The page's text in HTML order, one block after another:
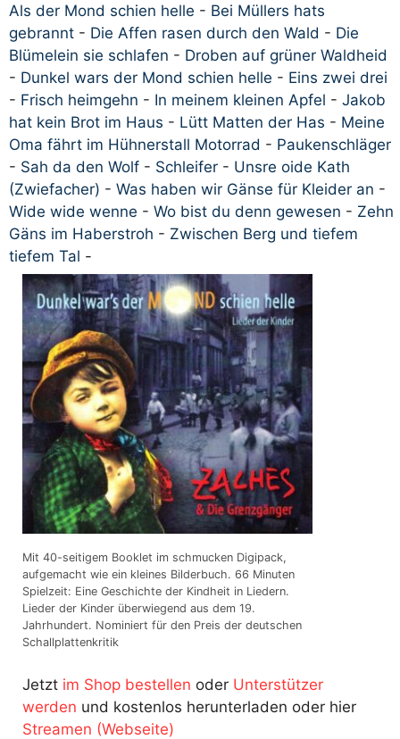
Als der Mond schien helle - Bei Müllers hats
gebrannt - Die Affen rasen durch den Wald - Die
Blümelein sie schlafen - Droben auf grüner Waldheid
- Dunkel wars der Mond schien helle - Eins zwei drei
- Frisch heimgehn - In meinem kleinen Apfel - Jakob
hat kein Brot im Haus - Lütt Matten der Has - Meine
Oma fährt im Hühnerstall Motorrad - Paukenschläger
- Sah da den Wolf - Schleifer - Unsre oide Kath
(Zwiefacher) - Was haben wir Gänse für Kleider an -
Wide wide wenne - Wo bist du denn gewesen - Zehn
Gäns im Haberstroh - Zwischen Berg und tiefem
tiefem Tal -
Mit 40-seitigem Booklet im schmucken Digipack,
aufgemacht wie ein kleines Bilderbuch. 66 Minuten
Spielzeit: Eine Geschichte der Kindheit in Liedern.
Lieder der Kinder überwiegend aus dem 19.
Jahrhundert. Nominiert für den Preis der deutschen
Schallplattenkritik
Jetzt im Shop bestellen oder Unterstützer
werden und kostenlos herunterladen oder hier
Streamen (Webseite)